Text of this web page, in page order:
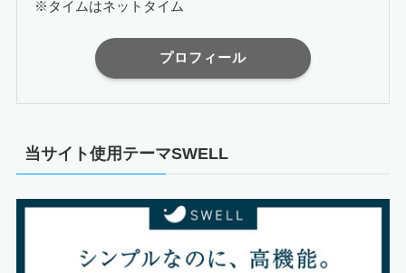
※タイムはネットタイム
プロフィール
当サイト使用テーマSWELL